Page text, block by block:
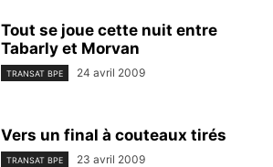
Tout se joue cette nuit entre
Tabarly et Morvan
TRANSAT BPE 24 avril 2009
Vers un final à couteaux tirés
TRANSAT BPE 23 avril 2009